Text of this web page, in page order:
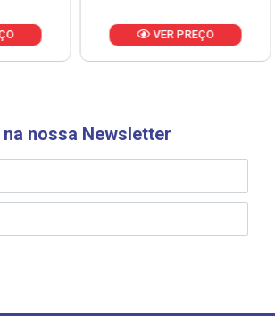
VER PREÇO
nossa Newsletter